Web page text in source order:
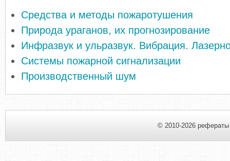
Средства и методы пожаротушения
Природа ураганов, их прогнозирование
Инфразвук и ульразвук. Вибрация.
Системы пожарной сигнализации
Производственный шум
© 2010-2026 рефераты